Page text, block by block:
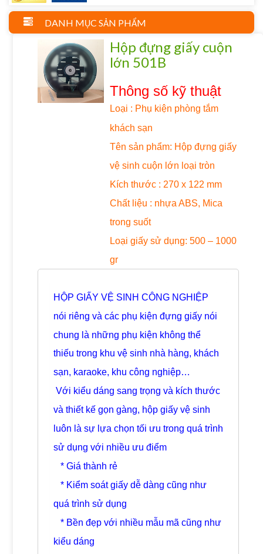
DANH MỤC SẢN PHẨM
Hộp đựng giấy cuộn
lớn 501B
Thông số kỹ thuật
Loại : Phụ kiện phòng tắm
khách sạn
Tên sản phẩm: Hộp đựng giấy
vệ sinh cuộn lớn loại tròn
Kích thước : 270 x 122 mm
Chất liệu : nhựa ABS, Mica
trong suốt
Loại giấy sử dụng: 500 – 1000
gr
HỘP GIẤY VỆ SINH CÔNG NGHIỆP
nói riêng và các phụ kiện đựng giấy nói
chung là những phụ kiện không thể
thiếu trong khu vệ sinh nhà hàng, khách
sạn, karaoke, khu công nghiệp…
Với kiểu dáng sang trọng và kích thước
và thiết kế gọn gàng, hộp giấy vệ sinh
luôn là sự lựa chọn tối ưu trong quá trình
sử dụng với nhiều ưu điểm
* Giá thành rẻ
* Kiểm soát giấy dễ dàng cũng như
quá trình sử dụng
* Bền đẹp với nhiều mẫu mã cũng như
kiểu dáng